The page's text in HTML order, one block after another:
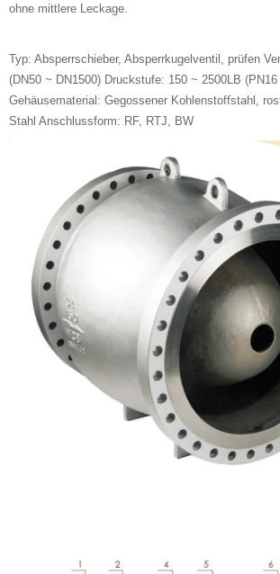
ohne mittlere Leckage.
Typ: Absperrschieber, Absperrkugelventil, prüfen
(DN50 ~ DN1500) Druckstufe: 150 ~ 2500LB
Gehäusematerial: Gegossener Kohlenstoffstahl,
Stahl Anschlussform: RF, RTJ, BW